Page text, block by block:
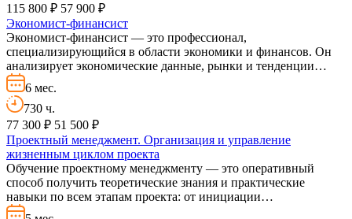
115 800 ₽ 57 900 ₽
Экономист-финансист
Экономист-финансист — это профессионал,
специализирующийся в области экономики и финансов. Он
анализирует экономические данные, рынки и тенденции…
6 мес.
730 ч.
77 300 ₽ 51 500 ₽
Проектный менеджмент. Организация и управление
жизненным циклом проекта
Обучение проектному менеджменту — это оперативный
способ получить теоретические знания и практические
навыки по всем этапам проекта: от инициации…